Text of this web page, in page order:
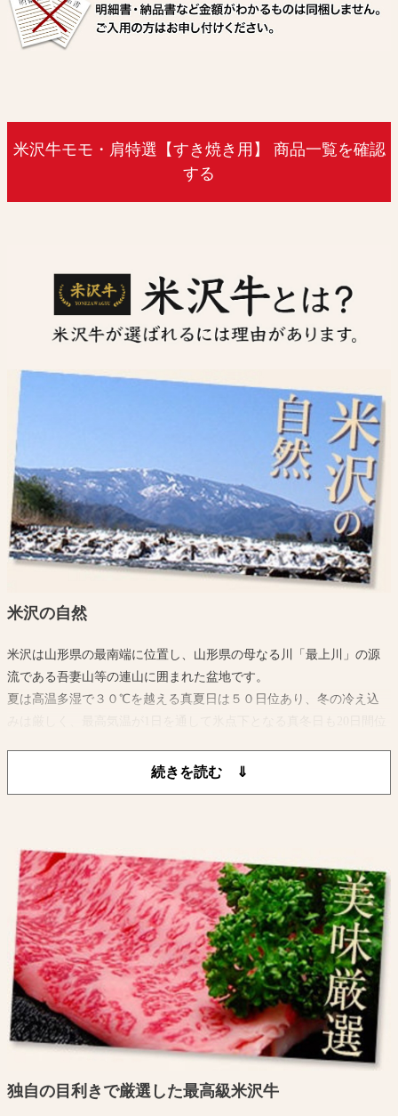
米沢牛モモ・肩特選【すき焼き用】 商品一覧を確認
する
米沢の自然
米沢は山形県の最南端に位置し、山形県の母なる川「最上川」の源
流である吾妻山等の連山に囲まれた盆地です。
夏は高温多湿で３０℃を越える真夏日は５０日位あり、冬の冷え込
また、平年の最高積雪深が約100cmに達するほどの降雪量があり特別
吾妻山から湧き出る水と水稲単作地帯ゆえに稲わらが豊富にあり米
沢牛の質をさらに高めております。
このような自然環境に加えて米沢牛生産農家の愛情と長い伝統に培
われた 飼育技術によってきめ細かい肉質と風味豊かな米沢牛が生産
されているのです。
独自の目利きで厳選した最高級米沢牛